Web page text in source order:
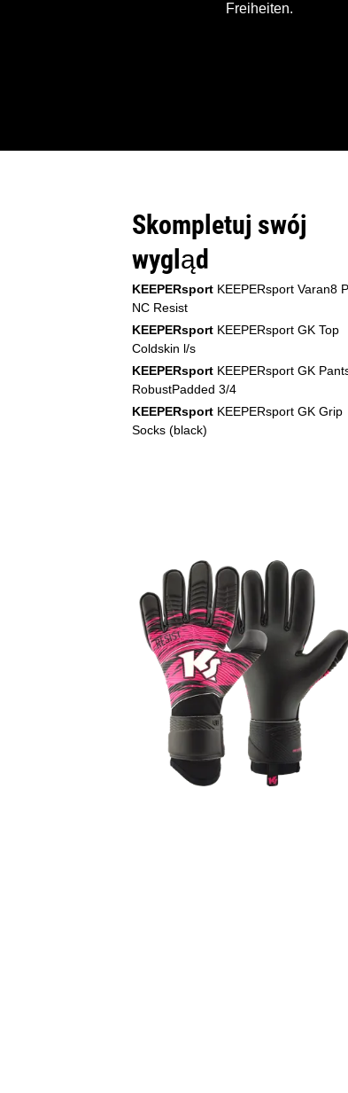
Freiheiten.
Skompletuj swój
wygląd
KEEPERsport KEEPERsport Varan8
NC Resist
KEEPERsport KEEPERsport GK Top
Coldskin l/s
KEEPERsport KEEPERsport GK
RobustPadded 3/4
KEEPERsport KEEPERsport GK Grip
Socks (black)